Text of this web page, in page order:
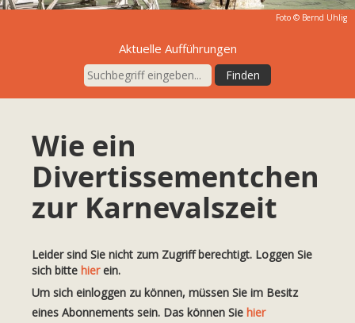
Foto © Bernd Uhlig
Aktuelle Aufführungen
Wie ein
Divertissementchen
zur Karnevalszeit
Leider sind Sie nicht zum Zugriff berechtigt. Loggen Sie
sich bitte hierein.
Um sich einloggen zu können, müssen Sie im Besitz
eines Abonnements sein. Das können Sie hier